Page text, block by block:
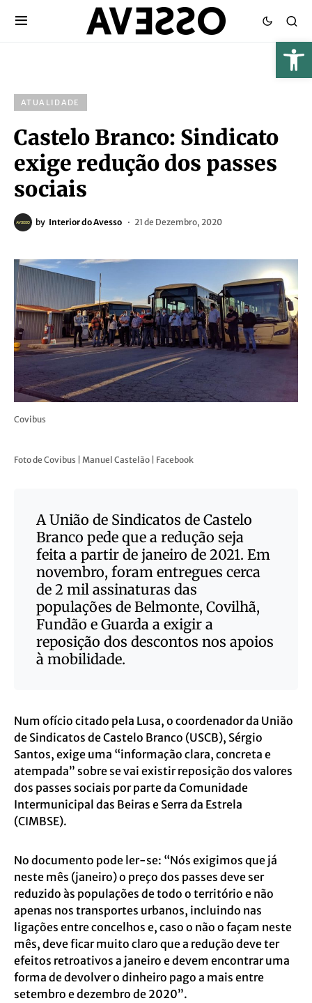
ATUALIDADE
Castelo Branco: Sindicato
exige redução dos passes
sociais
by Interior do Avesso 21 de Dezembro, 2020
Covibus
Foto de Covibus | Manuel Castelão | Facebook
A União de Sindicatos de Castelo
Branco pede que a redução seja
feita a partir de janeiro de 2021. Em
novembro, foram entregues cerca
de 2 mil assinaturas das
populações de Belmonte, Covilhã,
Fundão e Guarda a exigir a
reposição dos descontos nos apoios
à mobilidade.
Num ofício citado pela Lusa, o coordenador da União
de Sindicatos de Castelo Branco (USCB), Sérgio
Santos, exige uma “informação clara, concreta e
atempada” sobre se vai existir reposição dos valores
dos passes sociais por parte da Comunidade
Intermunicipal das Beiras e Serra da Estrela
(CIMBSE).
No documento pode ler-se: “Nós exigimos que já
neste mês (janeiro) o preço dos passes deve ser
reduzido às populações de todo o território e não
apenas nos transportes urbanos, incluindo nas
ligações entre concelhos e, caso o não o façam neste
mês, deve ficar muito claro que a redução deve ter
efeitos retroativos a janeiro e devem encontrar uma
forma de devolver o dinheiro pago a mais entre
setembro e dezembro de 2020”.